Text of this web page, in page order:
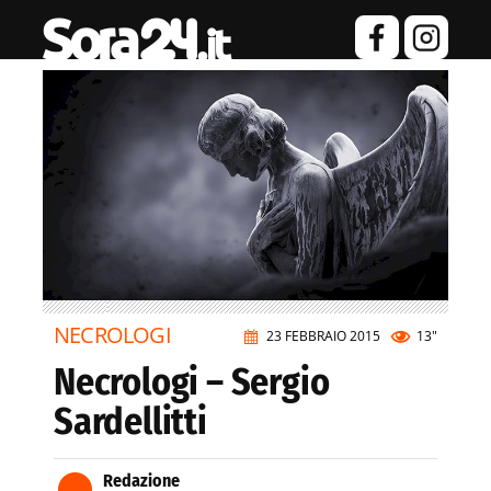
23 FEBBRAIO 2015 13"
NECROLOGI
Necrologi – Sergio
Sardellitti
Redazione